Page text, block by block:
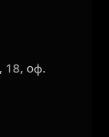
18, оф.